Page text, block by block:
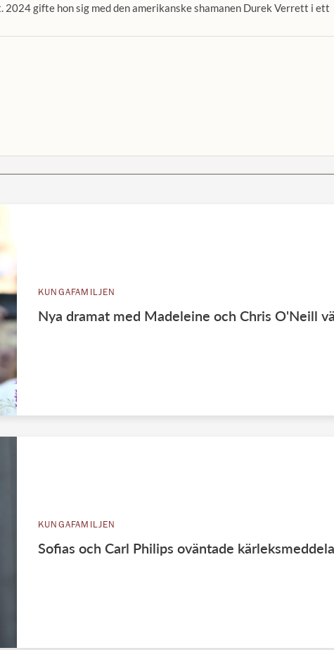
gifte hon sig med den amerikanske shamanen Durek Verrett i ett
KUNGAFAMILJEN
Nya dramat med Madeleine och Chris O'Neill
KUNGAFAMILJEN
Sofias och Carl Philips oväntade